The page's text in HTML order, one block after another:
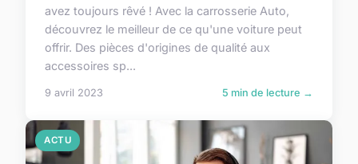
avez toujours rêvé ! Avec la carrosserie Auto,
découvrez le meilleur de ce qu'une voiture peut
offrir. Des pièces d'origines de qualité aux
accessoires sp...
9 avril 2023 5 min de lecture →
ACTU